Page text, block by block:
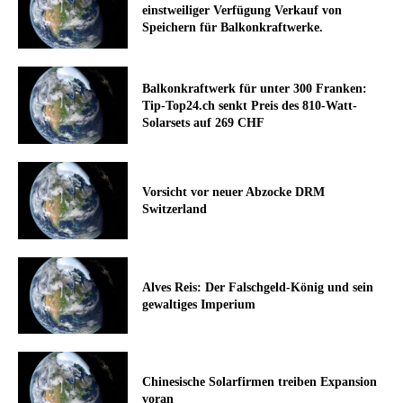
einstweiliger Verfügung Verkauf von
Speichern für Balkonkraftwerke.
Balkonkraftwerk für unter 300 Franken:
Tip-Top24.ch senkt Preis des 810-Watt-
Solarsets auf 269 CHF
Vorsicht vor neuer Abzocke DRM
Switzerland
Alves Reis: Der Falschgeld-König und sein
gewaltiges Imperium
Chinesische Solarfirmen treiben Expansion
voran